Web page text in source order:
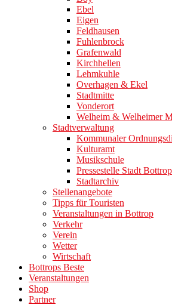
Ebel
Eigen
Feldhausen
Fuhlenbrock
Grafenwald
Kirchhellen
Lehmkuhle
Overhagen & Ekel
Stadtmitte
Vonderort
Welheim & Welheimer
Stadtverwaltung
Kommunaler
Kulturamt
Musikschule
Pressestelle Stadt Bottrop
Stadtarchiv
Stellenangebote
Tipps für Touristen
Veranstaltungen in Bottrop
Verkehr
Verein
Wetter
Wirtschaft
Bottrops Beste
Veranstaltungen
Shop
Partner